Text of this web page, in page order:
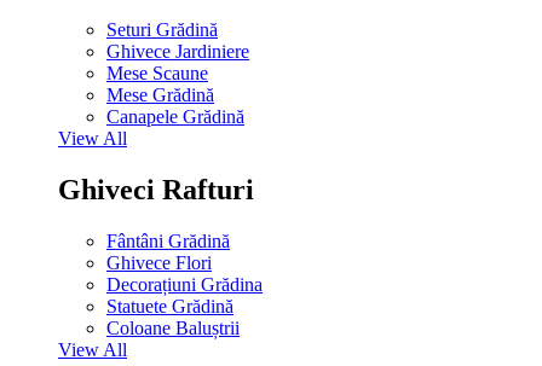
Seturi Grădină
Ghivece Jardiniere
Mese Scaune
Mese Grădină
Canapele Grădină
View All
Ghiveci Rafturi
Fântâni Grădină
Ghivece Flori
Decorațiuni Grădina
Statuete Grădină
Coloane Baluștrii
View All